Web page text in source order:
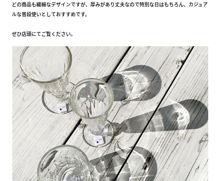
どの商品も繊細なデザインですが、厚みがあり丈夫なので特別な日はもちろん、カジュア
ルな普段使いとしておすすめです。
ぜひ店頭にてご覧ください。